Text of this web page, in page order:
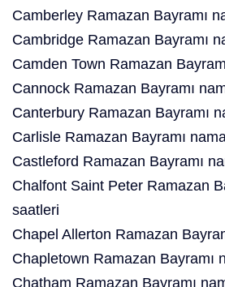
Camberley Ramazan Bayramı
Cambridge Ramazan Bayramı
Camden Town Ramazan
Cannock Ramazan Bayramı
Canterbury Ramazan Bayramı
Carlisle Ramazan Bayramı
Castleford Ramazan Bayramı
Chalfont Saint Peter Ramazan
saatleri
Chapel Allerton Ramazan
Chapletown Ramazan Bayramı
Chatham Ramazan Bayramı